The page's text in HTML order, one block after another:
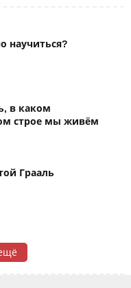
научиться?
в каком
строе мы живём
Грааль